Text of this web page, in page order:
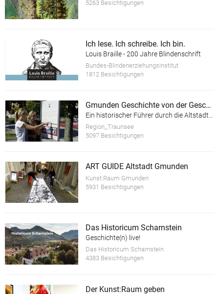
5263 Besichtigungen
Ich lese. Ich schreibe. Ich bin.
Louis Braille - 200 Jahre Blindenschrift
Bundes-Blindenerziehungsinstitut
1812 Besichtigungen
Gmunden Geschichte von der Geschichte
Region_Traunsee
5097 Besichtigungen
ART GUIDE Altstadt Gmunden
Kunst:Raum Gmunden
5931 Besichtigungen
Das Historicum Scharnstein
Geschichte(n) live!
Das Historicum Scharnstein
4383 Besichtigungen
Der Kunst:Raum geben